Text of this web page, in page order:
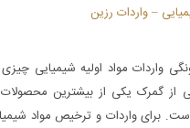
– واردات رزین
واردات مواد اولیه شیمیایی
از گمرک یکی از بیشترین
برای واردات و ترخیص مواد